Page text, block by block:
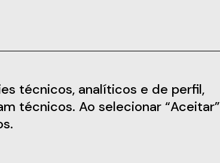
técnicos, analíticos e de perfil,
técnicos. Ao selecionar “Aceitar”
Sociais
Facebook
Notícias